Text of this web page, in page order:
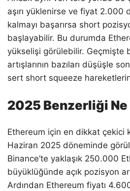
aşırı yüklenirse ve fiyat 2.000
kalmayı başarırsa short
başlayabilir. Bu durumda
yükselişi görülebilir. Geçmişte
artışlarının bazıları düşüşle
sert short squeeze
2025 Benzerliği Ne
Ethereum için en dikkat çekici
Haziran 2025 döneminde
Binance’te yaklaşık 250.000
büyüklüğünde açık pozisyon
Ardından Ethereum fiyatı